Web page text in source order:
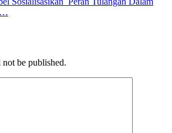
be published.